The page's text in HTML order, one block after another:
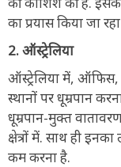
का प्रयास किया जा
2. ऑस्ट्रेलिया
ऑस्ट्रेलिया में, ऑफिस,
स्थानों पर धूम्रपान
धूम्रपान-मुक्त
क्षेत्रों में. साथ ही
कम करना है.